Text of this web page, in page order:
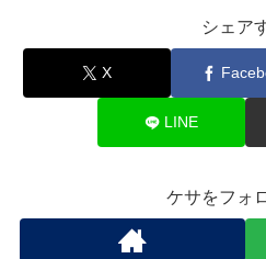
シェア
X
LINE
ケサをフォ